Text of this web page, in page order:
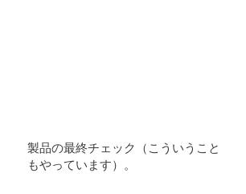
製品の最終チェック（こういうこと
もやっています）。